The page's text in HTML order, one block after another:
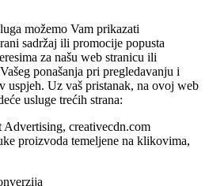
možemo Vam prikazati
sadržaj ili promocije popusta
za našu web stranicu ili
ponašanja pri pregledavanju i
uspjeh. Uz vaš pristanak, na ovoj web
usluge trećih strana:
creativecdn.com
proizvoda temeljene na klikovima,